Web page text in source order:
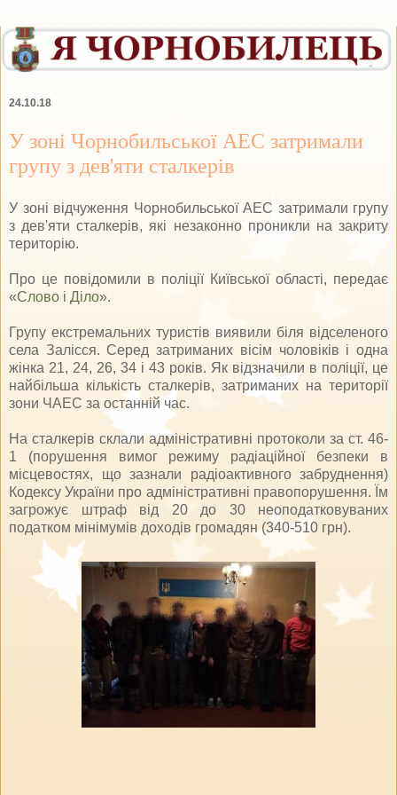
24.10.18
У зоні Чорнобильської АЕС затримали
групу з дев'яти сталкерів
У зоні відчуження Чорнобильської АЕС затримали групу
з дев'яти сталкерів, які незаконно проникли на закриту
територію.
Про це повідомили в поліції Київської області, передає
«Слово і Діло».
Групу екстремальних туристів виявили біля відселеного
села Залісся. Серед затриманих вісім чоловіків і одна
жінка 21, 24, 26, 34 і 43 років. Як відзначили в поліції, це
найбільша кількість сталкерів, затриманих на території
зони ЧАЕС за останній час.
На сталкерів склали адміністративні протоколи за ст. 46-
1 (порушення вимог режиму радіаційної безпеки в
місцевостях, що зазнали радіоактивного забруднення)
Кодексу України про адміністративні правопорушення. Їм
загрожує штраф від 20 до 30 неоподатковуваних
податком мінімумів доходів громадян (340-510 грн).